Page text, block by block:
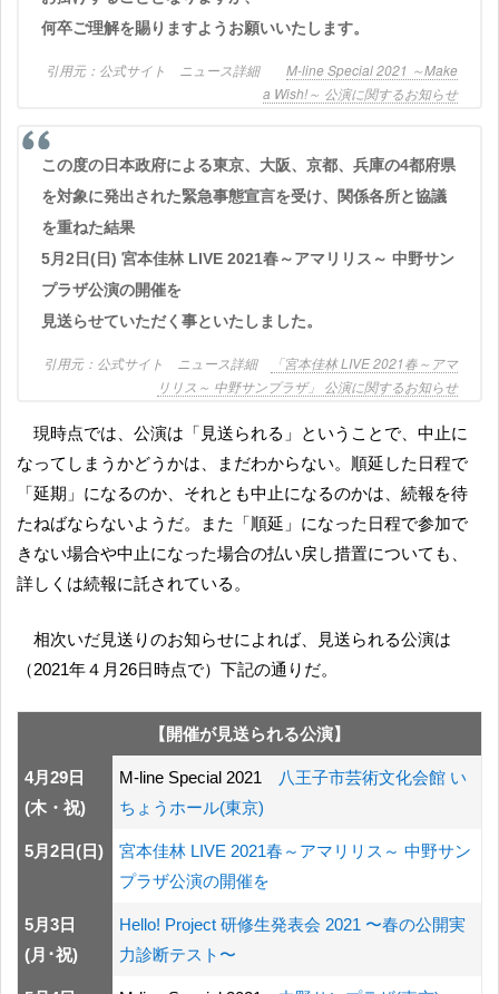
何卒ご理解を賜りますようお願いいたします。
公式サイト ニュース詳細 M-line Special 2021 ～Make
a Wish!～ 公演に関するお知らせ
この度の日本政府による東京、大阪、京都、兵庫の4都府県
を対象に発出された緊急事態宣言を受け、関係各所と協議
を重ねた結果
5月2日(日) 宮本佳林 LIVE 2021春～アマリリス～ 中野サン
プラザ公演の開催を
見送らせていただく事といたしました。
公式サイト ニュース詳細
「宮本佳林 LIVE 2021春～アマ
リリス～ 中野サンプラザ」 公演に関するお知らせ
現時点では、公演は「見送られる」ということで、中止に
なってしまうかどうかは、まだわからない。順延した日程で
「延期」になるのか、それとも中止になるのかは、続報を待
たねばならないようだ。また「順延」になった日程で参加で
きない場合や中止になった場合の払い戻し措置についても、
詳しくは続報に託されている。
相次いだ見送りのお知らせによれば、見送られる公演は
（2021年４月26日時点で）下記の通りだ。
【開催が見送られる公演】
4月29日
(木・祝)
M-line Special 2021
八王子市芸術文化会館 い
ちょうホール(東京)
5月2日(日)
宮本佳林 LIVE 2021春～アマリリス～ 中野サン
プラザ公演の開催を
5月3日
(月･祝)
Hello! Project 研修生発表会 2021 〜春の公開実
力診断テスト〜